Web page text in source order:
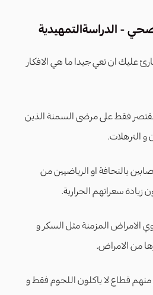
- الدراسةالتمهيدية
عليك ان تعي جيدا ما هي الافكار
فقط على مرضى السمنة الذين
الترهلات.
بالنحافة او الرياضيين من
سعراتهم الحرارية.
الامراض المزمنة مثل السكر و
من الامراض.
منهم قطاع لا ياكلون اللحوم فقط و